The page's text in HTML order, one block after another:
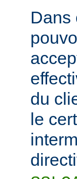
Dans
du
le